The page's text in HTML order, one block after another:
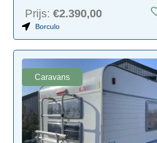
Prijs: €2.390,00
Borculo
Caravans